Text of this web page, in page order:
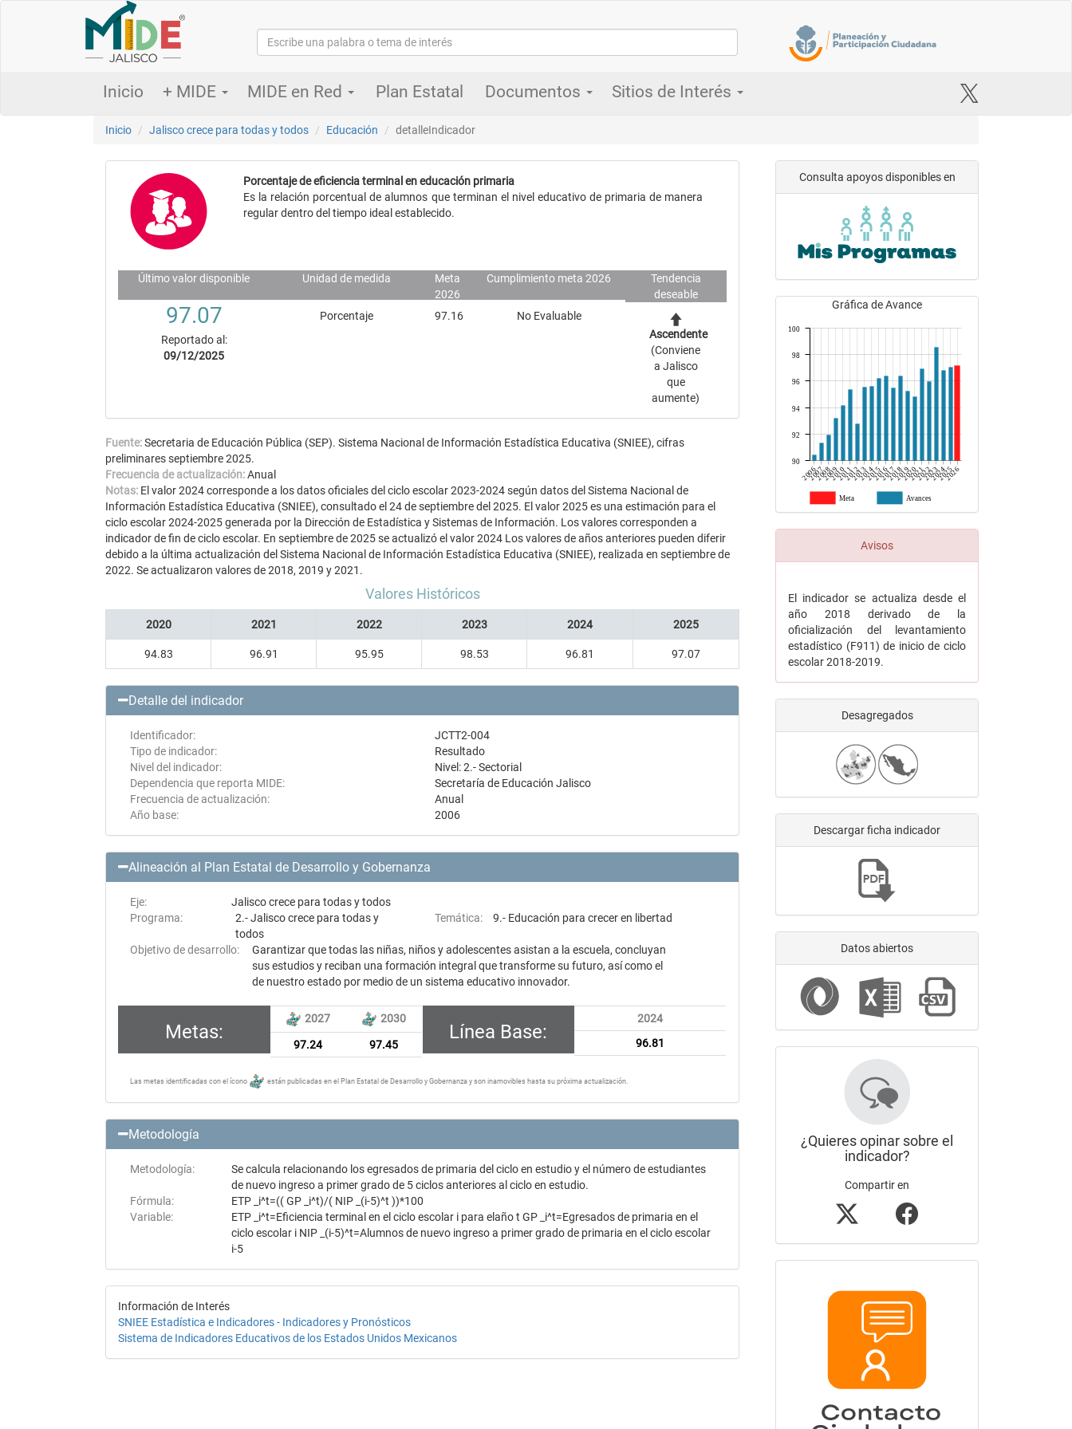
Inicio + MIDE MIDE en Red Plan Estatal Documentos Sitios de Interés
Inicio Jalisco crece para todas y todos Educación detalleIndicador
Porcentaje de eficiencia terminal en educación primaria
Es la relación porcentual de alumnos que terminan el nivel educativo de primaria de manera
regular dentro del tiempo ideal establecido.
Último valor disponible
97.07
Reportado al:
09/12/2025
Unidad de medida
Porcentaje
Meta
2026
97.16
Cumplimiento meta 2026
No Evaluable
Tendencia
deseable
Ascendente
(Conviene
a Jalisco
que
aumente)
Fuente:Secretaria de Educación Pública (SEP). Sistema Nacional de Información Estadística Educativa (SNIEE), cifras
preliminares septiembre 2025.
Frecuencia de actualización:Anual
Notas: El valor 2024 corresponde a los datos oficiales del ciclo escolar 2023-2024 según datos del Sistema Nacional de
Información Estadística Educativa (SNIEE), consultado el 24 de septiembre del 2025. El valor 2025 es una estimación para el
ciclo escolar 2024-2025 generada por la Dirección de Estadística y Sistemas de Información. Los valores corresponden a
indicador de fin de ciclo escolar. En septiembre de 2025 se actualizó el valor 2024 Los valores de años anteriores pueden diferir
debido a la última actualización del Sistema Nacional de Información Estadística Educativa (SNIEE), realizada en septiembre de
2022. Se actualizaron valores de 2018, 2019 y 2021.
Valores Históricos
2020 2021 2022 2023 2024 2025
94.83 96.91 95.95 98.53 96.81 97.07
Detalle del indicador
Identificador:
JCTT2-004
Tipo de indicador:
Resultado
Nivel del indicador:
Nivel: 2.- Sectorial
Dependencia que reporta MIDE:
Secretaría de Educación Jalisco
Frecuencia de actualización:
Anual
Año base:
2006
Alineación al Plan Estatal de Desarrollo y Gobernanza
Eje:
Jalisco crece para todas y todos
Programa:
2.- Jalisco crece para todas y
todos
Temática: 9.- Educación para crecer en libertad
Objetivo de desarrollo:
Garantizar que todas las niñas, niños y adolescentes asistan a la escuela, concluyan
sus estudios y reciban una formación integral que transforme su futuro, así como el
de nuestro estado por medio de un sistema educativo innovador.
Metas:
2027 2030
97.24 97.45
Línea Base:
2024
96.81
Las metas identificadas con el ícono están publicadas en el Plan Estatal de Desarrollo y Gobernanza y son inamovibles hasta su próxima actualización.
Metodología
Metodología:
Se calcula relacionando los egresados de primaria del ciclo en estudio y el número de estudiantes
de nuevo ingreso a primer grado de 5 ciclos anteriores al ciclo en estudio.
Fórmula:
ETP _i^t=(( GP _i^t)/( NIP _(i-5)^t ))*100
Variable:
ETP _i^t=Eficiencia terminal en el ciclo escolar i para elaño t GP _i^t=Egresados de primaria en el
ciclo escolar i NIP _(i-5)^t=Alumnos de nuevo ingreso a primer grado de primaria en el ciclo escolar
i-5
Información de Interés
SNIEE Estadística e Indicadores - Indicadores y Pronósticos
Sistema de Indicadores Educativos de los Estados Unidos Mexicanos
Consulta apoyos disponibles en
Gráfica de Avance
2006
2007200820092010201120122013201420152016201720182019202020212022202320242025
2026
90
92
94
96
98
100
Meta Avances
Avisos
El indicador se actualiza desde el
año 2018 derivado de la
oficialización del levantamiento
estadístico (F911) de inicio de ciclo
escolar 2018-2019.
Desagregados
Descargar ficha indicador
Datos abiertos
¿Quieres opinar sobre el
indicador?
Compartir en